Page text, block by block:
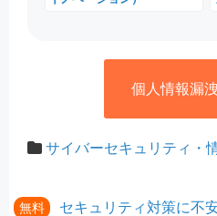
個人情報漏
サイバーセキュリティ・
無料
セキュリティ対策に不